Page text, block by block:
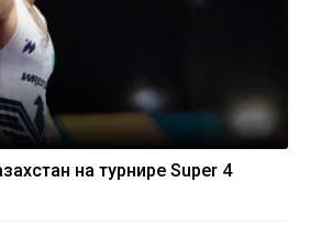
на турнире Super 4